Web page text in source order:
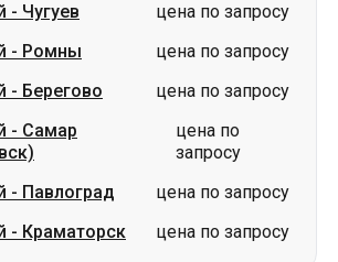
- Чугуев
цена по запросу
- Ромны
цена по запросу
- Берегово
цена по запросу
- Самар
цена по
запросу
- Павлоград
цена по запросу
- Краматорск цена по запросу